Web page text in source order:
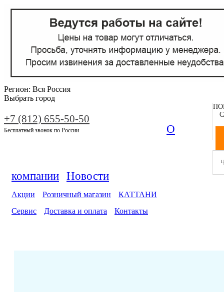
Регион: Вся Россия
Выбрать город
+7 (812) 655-50-50
Бесплатный звонок по России О
компании Новости
Акции Розничный магазин
КАТТАНИ
Сервис
Доставка и оплата Контакты